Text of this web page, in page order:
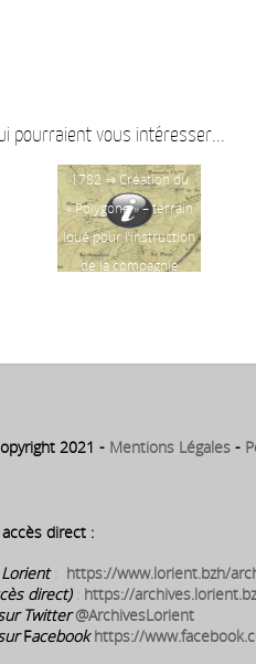
pourraient vous intéresser...
1782 ⇒ Création du
« Polygone » – terrain
loué pour l’instruction
de la compagnie
2021 - Mentions Légales -
direct :
https://www.lorient.bzh/
direct): https://
Twitter @ArchivesLorient
Facebook https://